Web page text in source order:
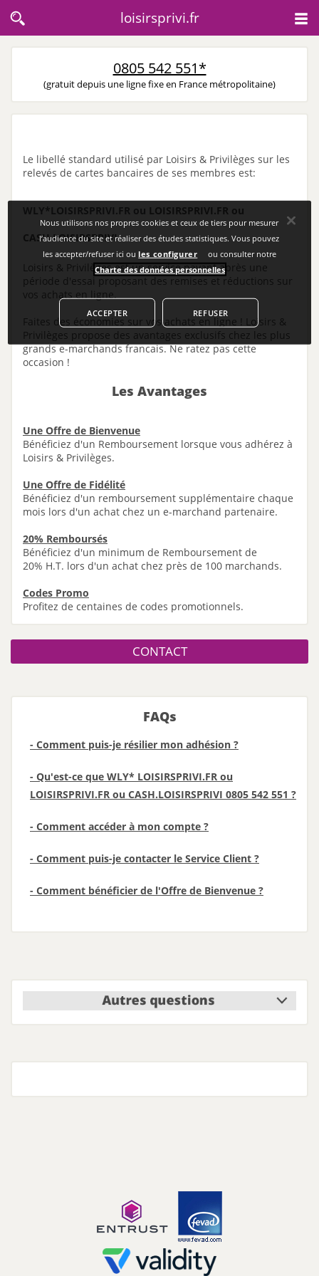
loisirsprivi.fr
0805 542 551*
(gratuit depuis une ligne fixe en France métropolitaine)
Le libellé standard utilisé par Loisirs & Privilèges sur les
relevés de cartes bancaires de ses membres est:
WLY*LOISIRSPRIVI.FR ou LOISIRSPRIVI.FR ou
CASH.LOISIRSPRIVI
Loisirs & Privilèges est un service payant après une
période d'essai proposant des remises et réductions sur
vos achats en ligne.
Faites des économies sur vos achats en ligne ! Loisirs &
Privilèges propose des avantages exclusifs chez les plus
grands e-marchands francais. Ne ratez pas cette
occasion !
Les Avantages
Une Offre de Bienvenue
Bénéficiez d'un Remboursement lorsque vous adhérez à
Loisirs & Privilèges.
Une Offre de Fidélité
Bénéficiez d'un remboursement supplémentaire chaque
mois lors d'un achat chez un e-marchand partenaire.
20% Remboursés
Bénéficiez d'un minimum de Remboursement de
20% H.T. lors d'un achat chez près de 100 marchands.
Codes Promo
Profitez de centaines de codes promotionnels.
CONTACT
FAQs
- Comment puis-je résilier mon adhésion ?
- Qu'est-ce que WLY* LOISIRSPRIVI.FR ou
LOISIRSPRIVI.FR ou CASH.LOISIRSPRIVI 0805 542 551 ?
- Comment accéder à mon compte ?
- Comment puis-je contacter le Service Client ?
- Comment bénéficier de l'Offre de Bienvenue ?
Nous utilisons nos propres cookies et ceux de tiers pour mesurer
l’audience du site et réaliser des études statistiques. Vous pouvez
les accepter/refuser ici oules configurer
ou consulter notre
Charte des données personnelles.
REFUSER
ACCEPTER